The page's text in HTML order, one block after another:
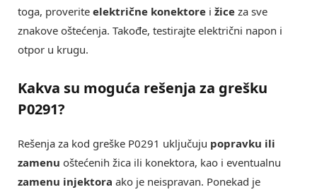
toga, proverite električne konektore i žice za sve
znakove oštećenja. Takođe, testirajte električni napon i
otpor u krugu.
Kakva su moguća rešenja za grešku
P0291?
Rešenja za kod greške P0291 uključuju popravku ili
zamenu oštećenih žica ili konektora, kao i eventualnu
zamenu injektora ako je neispravan. Ponekad je